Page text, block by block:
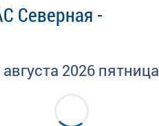
Северная -
2026 пятница